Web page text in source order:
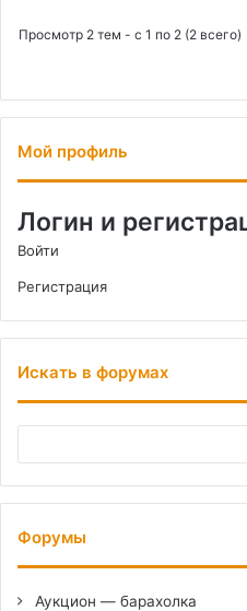
Просмотр 2 тем - с 1 по 2 (2 всего)
Мой профиль
Логин и
Войти
Регистрация
Искать в форумах
Форумы
Аукцион — барахолка